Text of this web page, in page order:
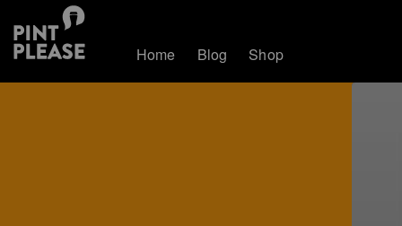
Home Blog Shop